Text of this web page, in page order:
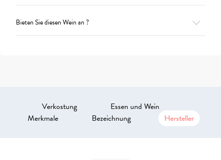
Bieten Sie diesen Wein an ?
Verkostung
Essen und Wein
Merkmale
Bezeichnung Hersteller